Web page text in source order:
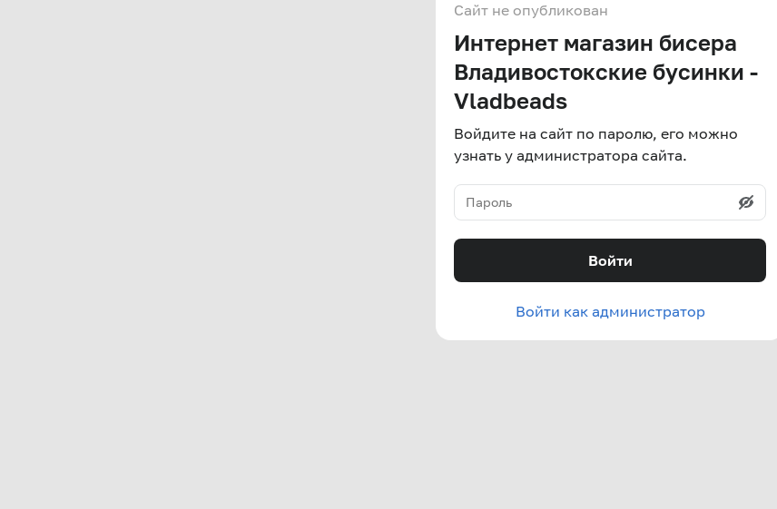
Сайт не опубликован
Интернет магазин бисера
Владивостокские бусинки -
Vladbeads
Войдите на сайт по паролю, его можно
узнать у администратора сайта.
Войти
Войти как администратор